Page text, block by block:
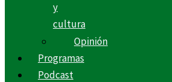
y
cultura
Opinión
Programas
Podcast